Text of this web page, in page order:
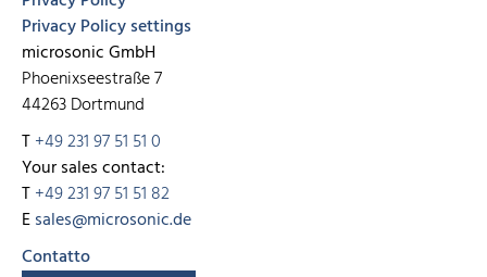
Privacy Policy settings
microsonic GmbH
Phoenixseestraße 7
44263 Dortmund
T+49 231 97 51 51 0
Your sales contact:
T+49 231 97 51 51 82
Esales@microsonic.de
Contatto